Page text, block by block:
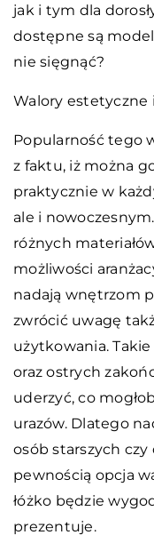
jak i tym dla
dostępne są
nie sięgnąć?
Walory estetyczne
Popularność tego
z faktu, iż można
praktycznie w
ale i
różnych
możliwości
nadają wnętrzom
zwrócić uwagę
użytkowania.
oraz ostrych
uderzyć, co
urazów. Dlatego
osób starszych
pewnością opcja
łóżko będzie
prezentuje.